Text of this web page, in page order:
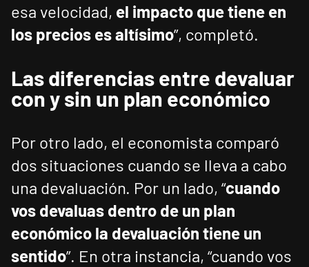
esa velocidad, el impacto que tiene en
los precios es altísimo”, completó.
Las diferencias entre devaluar
con y sin un plan económico
Por otro lado, el economista comparó
dos situaciones cuando se lleva a cabo
una devaluación. Por un lado, “cuando
vos devaluas dentro de un plan
económico la devaluación tiene un
sentido”. En otra instancia, “cuando vos